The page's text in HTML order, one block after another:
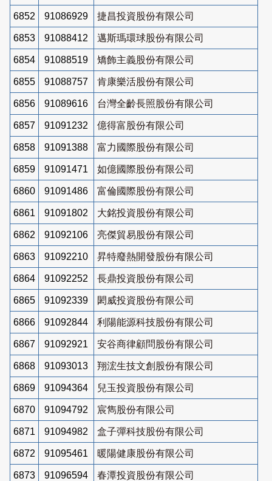
6852 91086929 捷昌投資股份有限公司
6853 91088412 邁斯瑪環球股份有限公司
6854 91088519 矯飾主義股份有限公司
6855 91088757 肯康樂活股份有限公司
6856 91089616 台灣全齡長照股份有限公司
6857 91091232 億得富股份有限公司
6858 91091388 富力國際股份有限公司
6859 91091471 如億國際股份有限公司
6860 91091486 富倫國際股份有限公司
6861 91091802 大銘投資股份有限公司
6862 91092106 亮傑貿易股份有限公司
6863 91092210 昇特廢熱開發股份有限公司
6864 91092252 長鼎投資股份有限公司
6865 91092339 閎威投資股份有限公司
6866 91092844 利陽能源科技股份有限公司
6867 91092921 安谷商律顧問股份有限公司
6868 91093013 翔浤生技文創股份有限公司
6869 91094364 兒玉投資股份有限公司
6870 91094792 宸雋股份有限公司
6871 91094982 盒子彈科技股份有限公司
6872 91095461 暖陽健康股份有限公司
6873 91096594 春潭投資股份有限公司